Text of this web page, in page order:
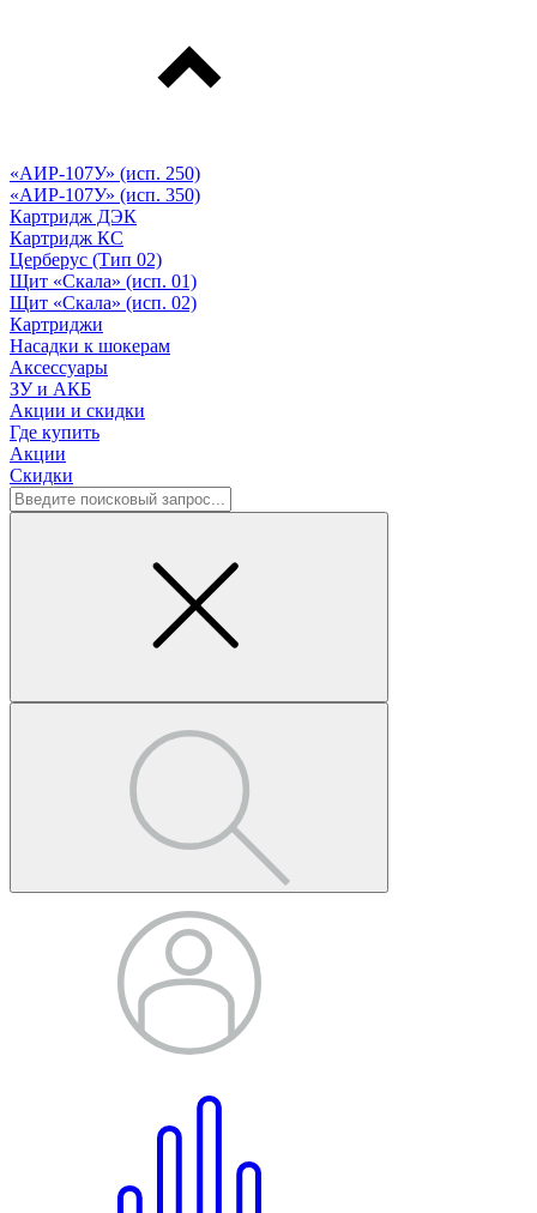
«АИР-107У» (исп. 250)
«АИР-107У» (исп. 350)
Картридж ДЭК
Картридж КС
Церберус (Тип 02)
Щит «Скала» (исп. 01)
Щит «Скала» (исп. 02)
Картриджи
Насадки к шокерам
Аксессуары
ЗУ и АКБ
Акции и скидки
Где купить
Акции
Скидки